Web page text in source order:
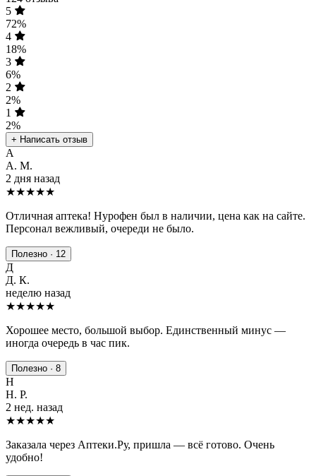
5
72%
4
18%
3
6%
2
2%
1
2%
+ Написать отзыв
А
А. М.
2 дня назад
★★★★★
Отличная аптека! Нурофен был в наличии, цена как на сайте.
Персонал вежливый, очереди не было.
Полезно · 12
Д
Д. К.
неделю назад
★★★★★
Хорошее место, большой выбор. Единственный минус —
иногда очередь в час пик.
Полезно · 8
Н
Н. Р.
2 нед. назад
★★★★★
Заказала через Аптеки.Ру, пришла — всё готово. Очень
удобно!